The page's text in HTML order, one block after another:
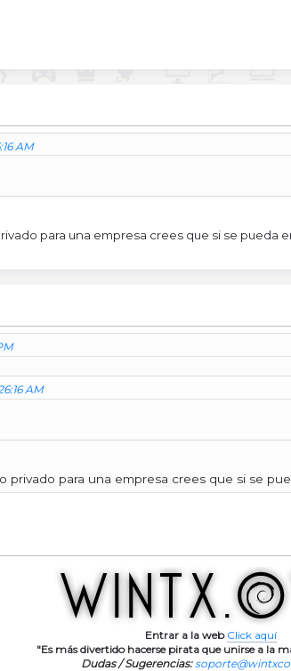
AM
para una empresa crees que si se pueda
AM
privado para una empresa crees que si se
Entrar a la web Click aquí
"Es más divertido hacerse pirata que unirse a la
Dudas / Sugerencias: